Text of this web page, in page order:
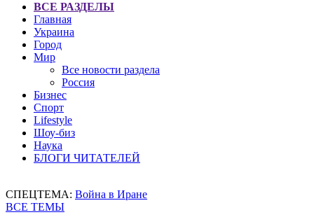
ВСЕ РАЗДЕЛЫ
Главная
Украина
Город
Мир
Все новости раздела
Россия
Бизнес
Спорт
Lifestyle
Шоу-биз
Наука
БЛОГИ ЧИТАТЕЛЕЙ
СПЕЦТЕМА: Война в Иране
ВСЕ ТЕМЫ